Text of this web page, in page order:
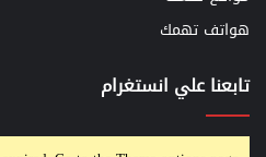
هواتف تهمك
تابعنا علي انستغرام